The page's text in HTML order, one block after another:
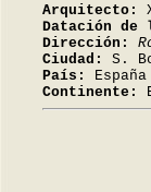
Arquitecto:
Datación de
Dirección:
Ciudad:
S.
País:
España
Continente: